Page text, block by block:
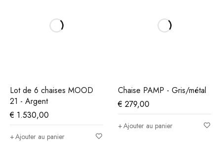
Lot de 6 chaises MOOD
21 - Argent
€ 1.530,00
Ajouter au panier
Chaise PAMP - Gris/métal
€ 279,00
Ajouter au panier